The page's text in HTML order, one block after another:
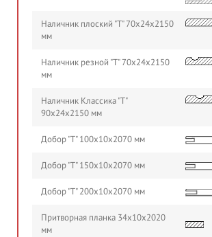
Наличник плоский "Т" 70х24х2150
мм
Наличник резной "Т" 70х24х2150
мм
Наличник Классика "Т"
90х24х2150 мм
Добор "Т" 100х10х2070 мм
Добор "Т" 150х10х2070 мм
Добор "Т" 200х10х2070 мм
Притворная планка 34х10х2020
мм